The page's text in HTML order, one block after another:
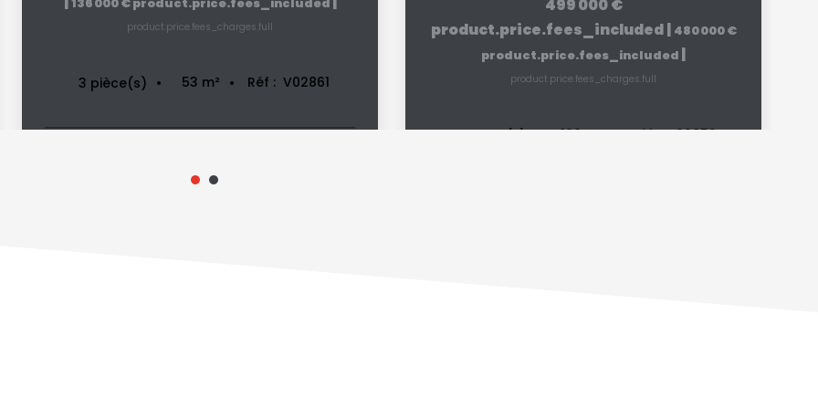
136 000 € product.price.fees_included
product.price.fees_charges.full
3 pièce(s) 53 m² Réf : V02861
499 000 €
product.price.fees_included| 480 000 €
product.price.fees_included |
product.price.fees_charges.full
6pièce(s) 160m² Réf : V02859